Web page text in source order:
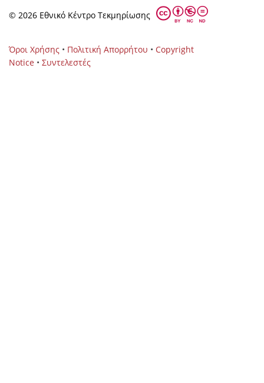
© 2026 Eθνικό Κέντρο Τεκμηρίωσης
Όροι Χρήσης • Πολιτική Απορρήτου • Copyright
Notice • Συντελεστές